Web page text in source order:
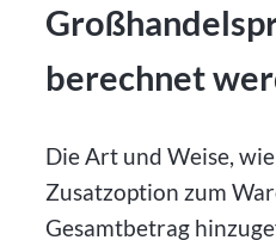
berechnet
Die Art und Weise,
Zusatzoption zum
Gesamtbetrag